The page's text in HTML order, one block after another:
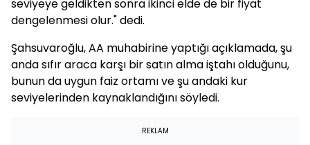
seviyeye geldikten sonra ikinci elde de bir fiyat
dengelenmesi olur." dedi.
Şahsuvaroğlu, AA muhabirine yaptığı açıklamada, şu
anda sıfır araca karşı bir satın alma iştahı olduğunu,
bunun da uygun faiz ortamı ve şu andaki kur
seviyelerinden kaynaklandığını söyledi.
REKLAM